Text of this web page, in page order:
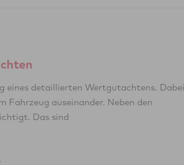
eines detaillierten Wertgutachtens. Dabei
Fahrzeug auseinander. Neben den
Das sind